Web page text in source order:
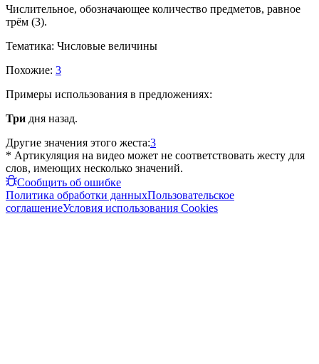
Числительное, обозначающее количество предметов, равное
трём (3).
Тематика: Числовые величины
Похожие: 3
Примеры использования в предложениях:
Три дня назад.
Другие значения этого жеста:3
* Артикуляция на видео может не соответствовать жесту для
слов, имеющих несколько значений.
Сообщить об ошибке
Политика обработки данныхПользовательское
соглашениеУсловия использования Cookies